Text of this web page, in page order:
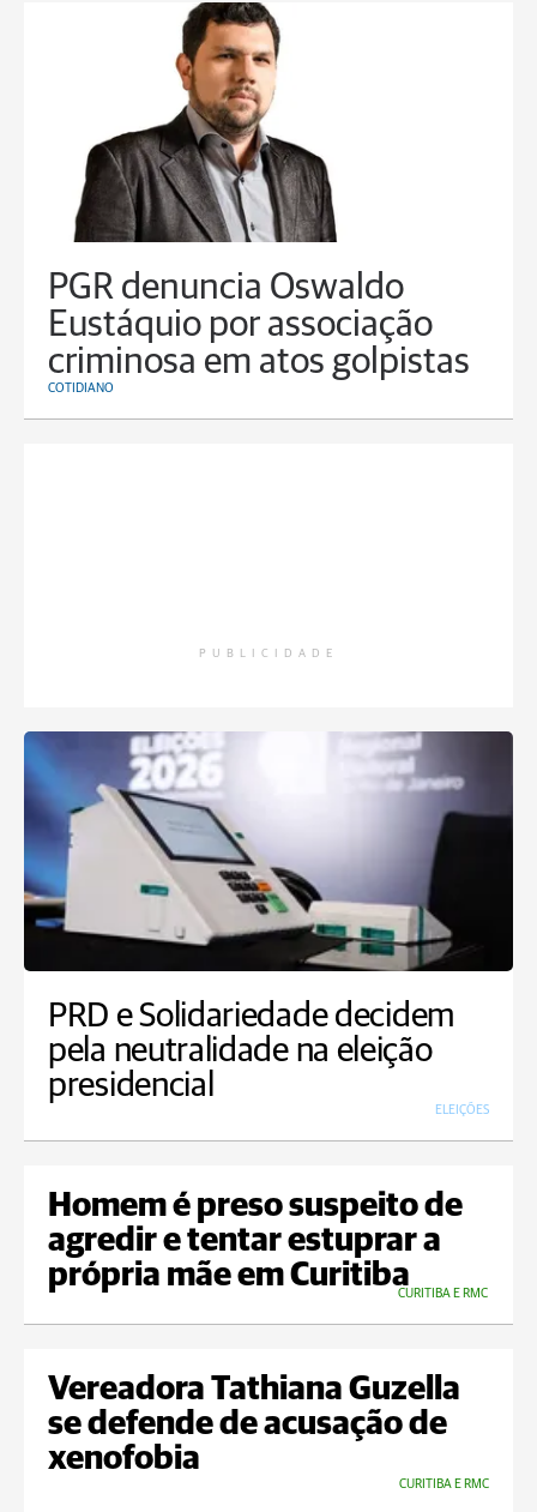
PGR denuncia Oswaldo
Eustáquio por associação
criminosa em atos golpistas
COTIDIANO
PUBLICIDADE
PRD e Solidariedade decidem
pela neutralidade na eleição
presidencial
ELEIÇÕES
Homem é preso suspeito de
agredir e tentar estuprar a
própria mãe em Curitiba
CURITIBA E RMC
Vereadora Tathiana Guzella
se defende de acusação de
xenofobia
CURITIBA E RMC